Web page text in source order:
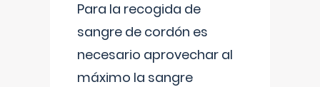
Para la recogida de
sangre de cordón es
necesario aprovechar al
máximo la sangre